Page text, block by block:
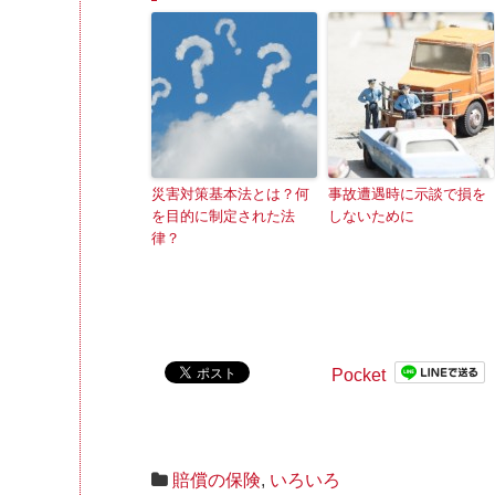
災害対策基本法とは？何
を目的に制定された法
律？
事故遭遇時に示談で損を
しないために
Pocket
賠償の保険, いろいろ